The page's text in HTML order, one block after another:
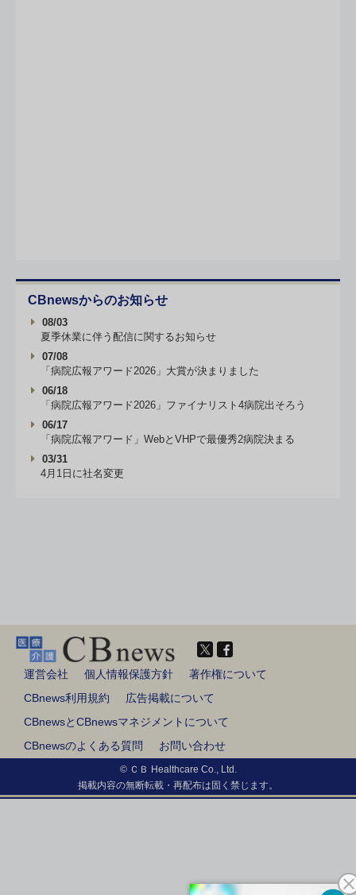
CBnewsからのお知らせ
08/03
夏季休業に伴う配信に関するお知らせ
07/08
「病院広報アワード2026」大賞が決まりました
06/18
「病院広報アワード2026」ファイナリスト4病院出そろう
06/17
「病院広報アワード」WebとVHPで最優秀2病院決まる
03/31
4月1日に社名変更
運営会社 個人情報保護方針
著作権について
CBnews利用規約
広告掲載について
CBnewsとCBnewsマネジメントについて
CBnewsのよくある質問
お問い合わせ
© ＣＢ Healthcare Co., Ltd.
掲載内容の無断転載・再配布は固く禁じます。